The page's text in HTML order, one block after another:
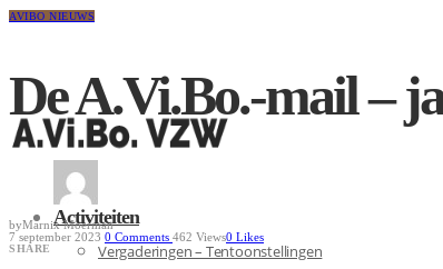
Activiteiten
Vergaderingen – Tentoonstellingen
AVIBO NIEUWS
De A.Vi.Bo.-mail –
byMarnix Moerman
7 september 2023 0 Comments 462 Views0 Likes
SHARE